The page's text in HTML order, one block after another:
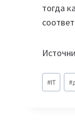
тогда
Метки
записи:
#IT #